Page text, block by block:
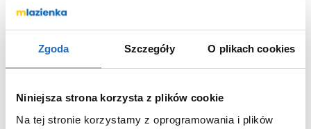
Zgoda Szczegóły O plikach cookies
Niniejsza strona korzysta z plików cookie
Na tej stronie korzystamy z oprogramowania i plików
Seria
Termostat
bez termostatu
Zestaw natryskowy
tak